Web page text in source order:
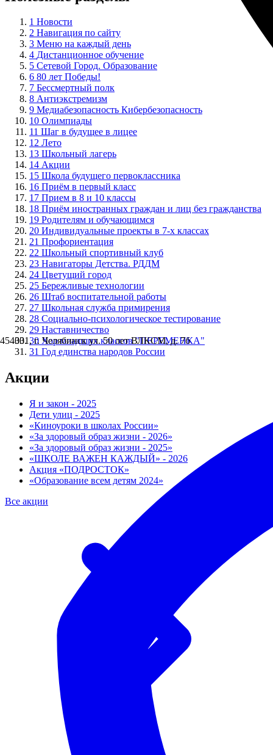
454031, г. Челябинск ул. 50 лет ВЛКСМ, д. 7б
1 Новости
2 Навигация по сайту
3 Меню на каждый день
4 Дистанционное обучение
5 Сетевой Город. Образование
6 80 лет Победы!
7 Бессмертный полк
8 Антиэкстремизм
9 Медиабезопасность Кибербезопасность
10 Олимпиады
11 Шаг в будущее в лицее
12 Лето
13 Школьный лагерь
14 Акции
15 Школа будущего первоклассника
16 Приём в первый класс
17 Прием в 8 и 10 классы
18 Приём иностранных граждан и лиц без гражданства
19 Родителям и обучающимся
20 Индивидуальные проекты в 7-х классах
21 Профориентация
22 Школьный спортивный клуб
23 Навигаторы Детства. РДДМ
24 Цветущий город
25 Бережливые технологии
26 Штаб воспитательной работы
27 Школьная служба примирения
28 Социально-психологическое тестирование
29 Наставничество
30 Хор младших классов "ПЕРЕМЕНКА"
31 Год единства народов России
Акции
Я и закон - 2025
Дети улиц - 2025
«Киноуроки в школах России»
«За здоровый образ жизни - 2026»
«За здоровый образ жизни - 2025»
«ШКОЛЕ ВАЖЕН КАЖДЫЙ» - 2026
Акция «ПОДРОСТОК»
«Образование всем детям 2024»
Все акции